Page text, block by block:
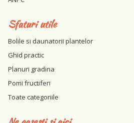
Sfaturi utile
Bolile si daunatorii plantelor
Ghid practic
Planuri gradina
Pomi fructiferi
Toate categoriile